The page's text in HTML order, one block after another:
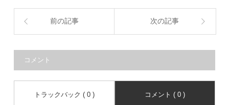
前の記事 次の記事
コメント
トラックバック ( 0 ) コメント ( 0 )